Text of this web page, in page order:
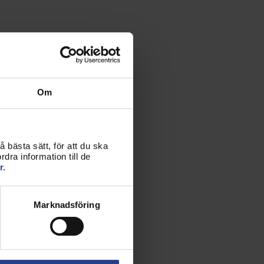
Om
bästa sätt, för att du ska
information till de
Marknadsföring